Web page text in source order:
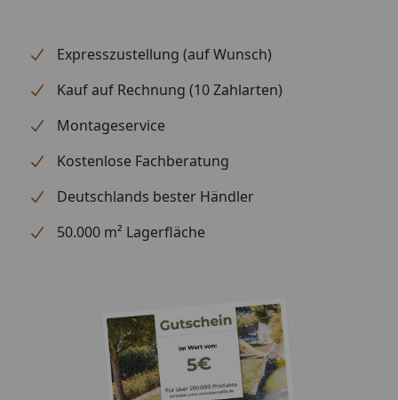
Montageanleitung
Optional erhältlich
(siehe Reiter
"Zubehör")
Regensammler mit
Überlaufstopp jeweils für
Wasserspeier
Bitte beachten Sie: Die Dachrinnen können auch ohne
Schrauben für die Befestigung der Rinnenhalter sind
nicht im Lieferumfang enthalten.
Montageanleitung Wulstrinne Typ 250
Expresszustellung (auf Wunsch)
Kauf auf Rechnung (10 Zahlarten)
Montageservice
Kostenlose Fachberatung
Deutschlands bester Händler
50.000 m² Lagerfläche